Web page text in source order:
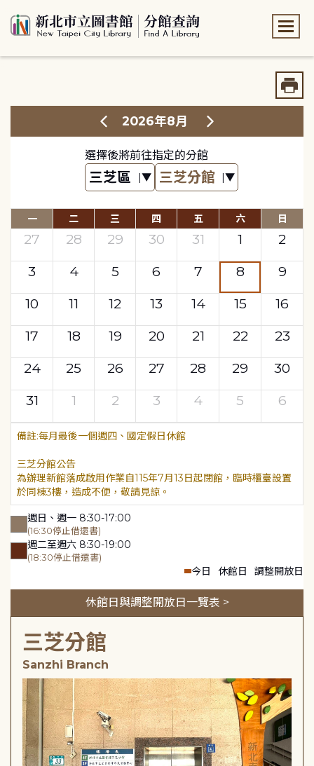
2026年8月
選擇後將前往指定的分館
一 二 三 四 五 六 日
27 28 29 30 31 1
2
3
4 5 6 7 8
9
10
11 12 13 14 15
16
17
18 19 20 21 22
23
24
25 26 27 28 29
30
31
1 2 3 4 5 6
每月最後一個週四、國定假日休館
三芝分館公告
為辦理新館落成啟用作業自115年7月13日起閉館，臨時櫃臺設置
於同棟3樓，造成不便，敬請見諒。
週日、週一 8:30-17:00
(16:30停止借還書)
週二至週六 8:30-19:00
(18:30停止借還書)
今日 休館日 調整開放日
休館日與調整開放日一覽表 >
三芝分館
Sanzhi Branch